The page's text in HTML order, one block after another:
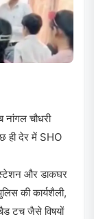
नांगल चौधरी
ही देर में SHO
स्टेशन और डाकघर
की कार्यशैली,
टच जैसे विषयों